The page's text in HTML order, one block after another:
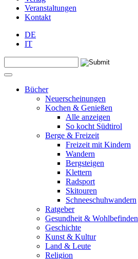
Veranstaltungen
Kontakt
DE
IT
Suchformular
Bücher
Neuerscheinungen
Kochen & Genießen
Alle anzeigen
So kocht Südtirol
Berge & Freizeit
Freizeit mit Kindern
Wandern
Bergsteigen
Klettern
Radsport
Skitouren
Schneeschuhwandern
Ratgeber
Gesundheit & Wohlbefinden
Geschichte
Kunst & Kultur
Land & Leute
Religion